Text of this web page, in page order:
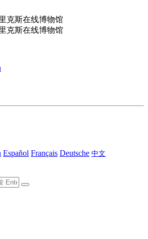
Español Français Deutsche 中文